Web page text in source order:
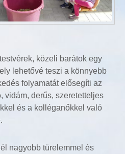
közeli barátok egy
lehetővé teszi a könnyebb
folyamatát elősegíti az
vidám, derűs, szeretetteljes
és a kolléganőkkel való
nagyobb türelemmel és